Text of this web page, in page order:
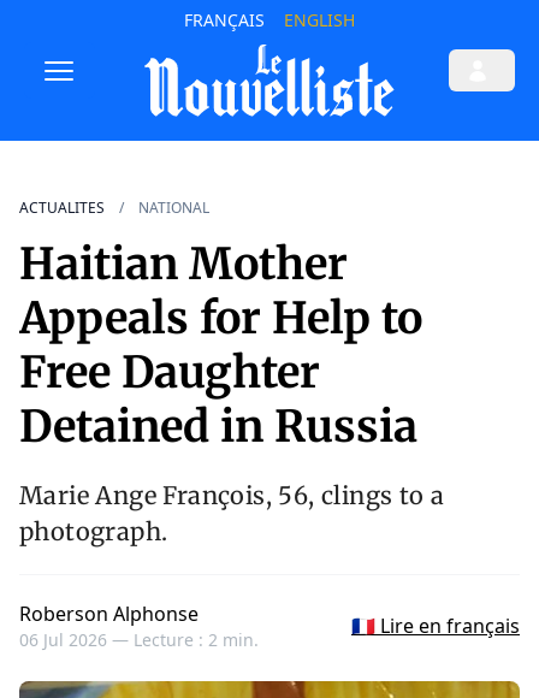
FRANÇAIS ENGLISH
ACTUALITES NATIONAL
Haitian Mother
Appeals for Help to
Free Daughter
Detained in Russia
Marie Ange François, 56, clings to a
photograph.
Roberson Alphonse
06 Jul 2026 — Lecture : 2 min.
🇫🇷 Lire en français